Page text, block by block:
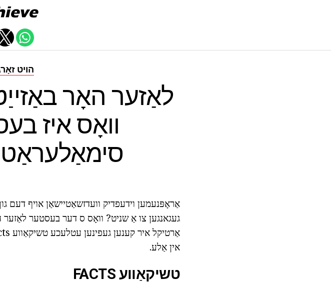
הויט
לאַזער האָר
וואָס איז
אַראָפּנעמען וידעפדיק וועדזשאַטיישאַן אויף דעם
געגאנגען צו אַ שניט? וואָס ס דער בעסטער לאַזער
אין אַלע.
טשיקאַווע FACTS